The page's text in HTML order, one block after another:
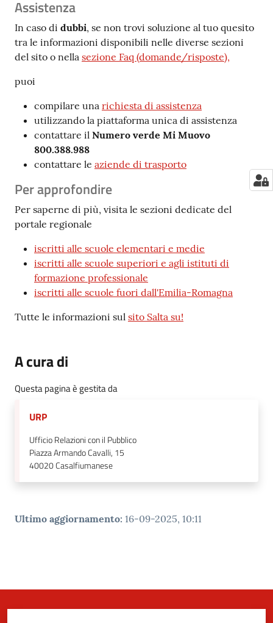
Assistenza
In caso di dubbi, se non trovi soluzione al tuo quesito
tra le informazioni disponibili nelle diverse sezioni
del sito o nella sezione Faq (domande/risposte),
puoi
compilare una richiesta di assistenza
utilizzando la piattaforma unica di assistenza
contattare il Numero verde Mi Muovo
800.388.988
contattare le aziende di trasporto
Per approfondire
Per saperne di più, visita le sezioni dedicate del
portale regionale
iscritti alle scuole elementari e medie
iscritti alle scuole superiori e agli istituti di
formazione professionale
iscritti alle scuole fuori dall'Emilia-Romagna
Tutte le informazioni sul sito Salta su!
A cura di
Questa pagina è gestita da
URP
Ufficio Relazioni con il Pubblico
Piazza Armando Cavalli, 15
40020Casalfiumanese
Ultimo aggiornamento: 16-09-2025, 10:11